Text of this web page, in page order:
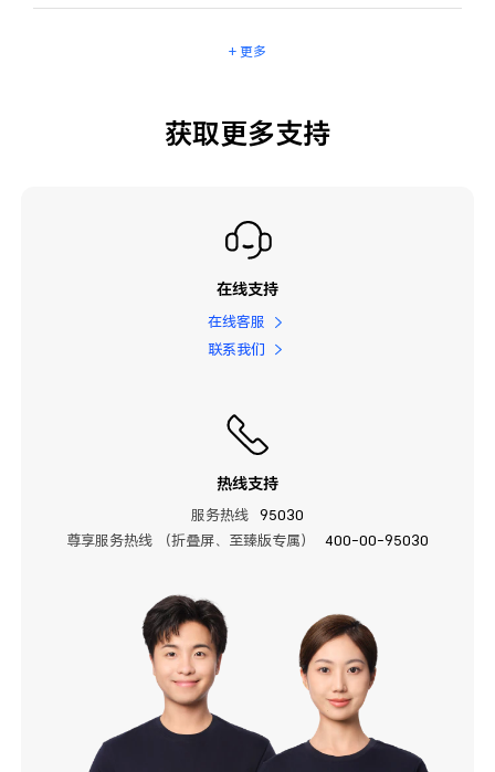
+ 更多
获取更多支持
在线支持
在线客服
联系我们
热线支持
服务热线
95030
尊享服务热线 （折叠屏、至臻版专属）
400-00-95030